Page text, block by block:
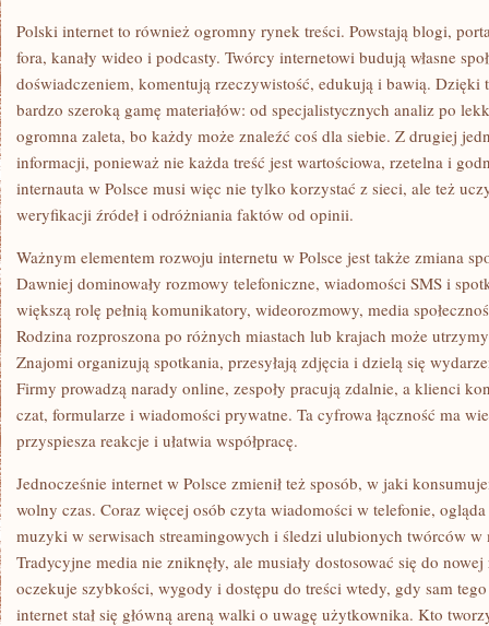
Polski internet to również ogromny rynek treści. Powstają blogi,
fora, kanały wideo i podcasty. Twórcy internetowi budują własne
doświadczeniem, komentują rzeczywistość, edukują i bawią.
bardzo szeroką gamę materiałów: od specjalistycznych analiz po
ogromna zaleta, bo każdy może znaleźć coś dla siebie. Z drugiej
informacji, ponieważ nie każda treść jest wartościowa, rzetelna i
internauta w Polsce musi więc nie tylko korzystać z sieci, ale też
weryfikacji źródeł i odróżniania faktów od opinii.
Ważnym elementem rozwoju internetu w Polsce jest także zmiana
Dawniej dominowały rozmowy telefoniczne, wiadomości SMS i
większą rolę pełnią komunikatory, wideorozmowy, media
Rodzina rozproszona po różnych miastach lub krajach może
Znajomi organizują spotkania, przesyłają zdjęcia i dzielą się
Firmy prowadzą narady online, zespoły pracują zdalnie, a klienci
czat, formularze i wiadomości prywatne. Ta cyfrowa łączność ma
przyspiesza reakcje i ułatwia współpracę.
Jednocześnie internet w Polsce zmienił też sposób, w jaki
wolny czas. Coraz więcej osób czyta wiadomości w telefonie,
muzyki w serwisach streamingowych i śledzi ulubionych twórców w
Tradycyjne media nie zniknęły, ale musiały dostosować się do
oczekuje szybkości, wygody i dostępu do treści wtedy, gdy sam
internet stał się główną areną walki o uwagę użytkownika. Kto